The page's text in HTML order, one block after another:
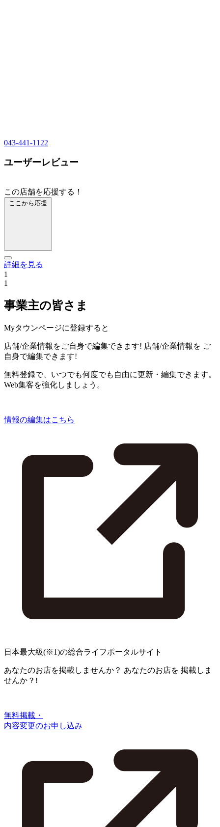
043-441-1122
ユーザーレビュー
この店舗を応援する！
ここから応援
詳細を見る
1
1
事業主の皆さま
Myタウンページに登録すると
店舗/企業情報をご自身で編集できます! 店舗/企業情報を ご
自身で編集できます!
無料登録で、いつでも何度でも自由に更新・編集できます。
Web集客を強化しましょう。
情報の編集はこちら
日本最大級(※1)の総合ライフポータルサイト
あなたのお店を掲載しませんか？ あなたのお店を 掲載しま
せんか？!
無料掲載・
内容変更のお申し込み